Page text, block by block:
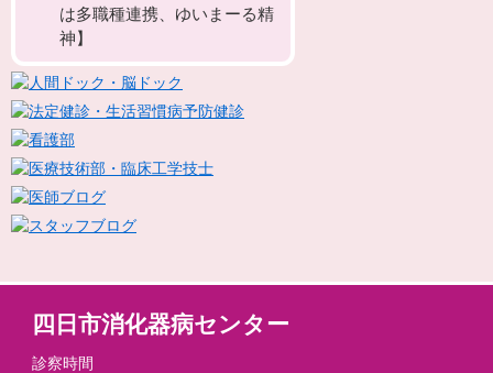
は多職種連携、ゆいまーる精
神】
四日市消化器病センター
診察時間